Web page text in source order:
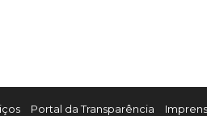
Portal da Transparência